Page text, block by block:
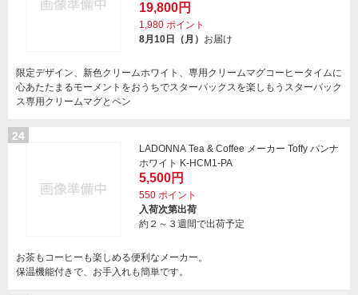
19,800円
1,980 ポイント
8月10日（月） お届け
限定デザイン、新色クリームホワイト、専用クリームマグコーヒータイムに
心あたたまるモーメントをおうちでスターバックスを楽しもうスターバック
ス専用クリームマグとペン
24
LADONNA Tea & Coffee メーカー Toffy パンナ
ホワイト K-HCM1-PA
5,500円
550 ポイント
入荷次第出荷
約２～３週間で出荷予定
お茶もコーヒーも楽しめる便利なメーカー。
保温機能付きで、お手入れも簡単です。